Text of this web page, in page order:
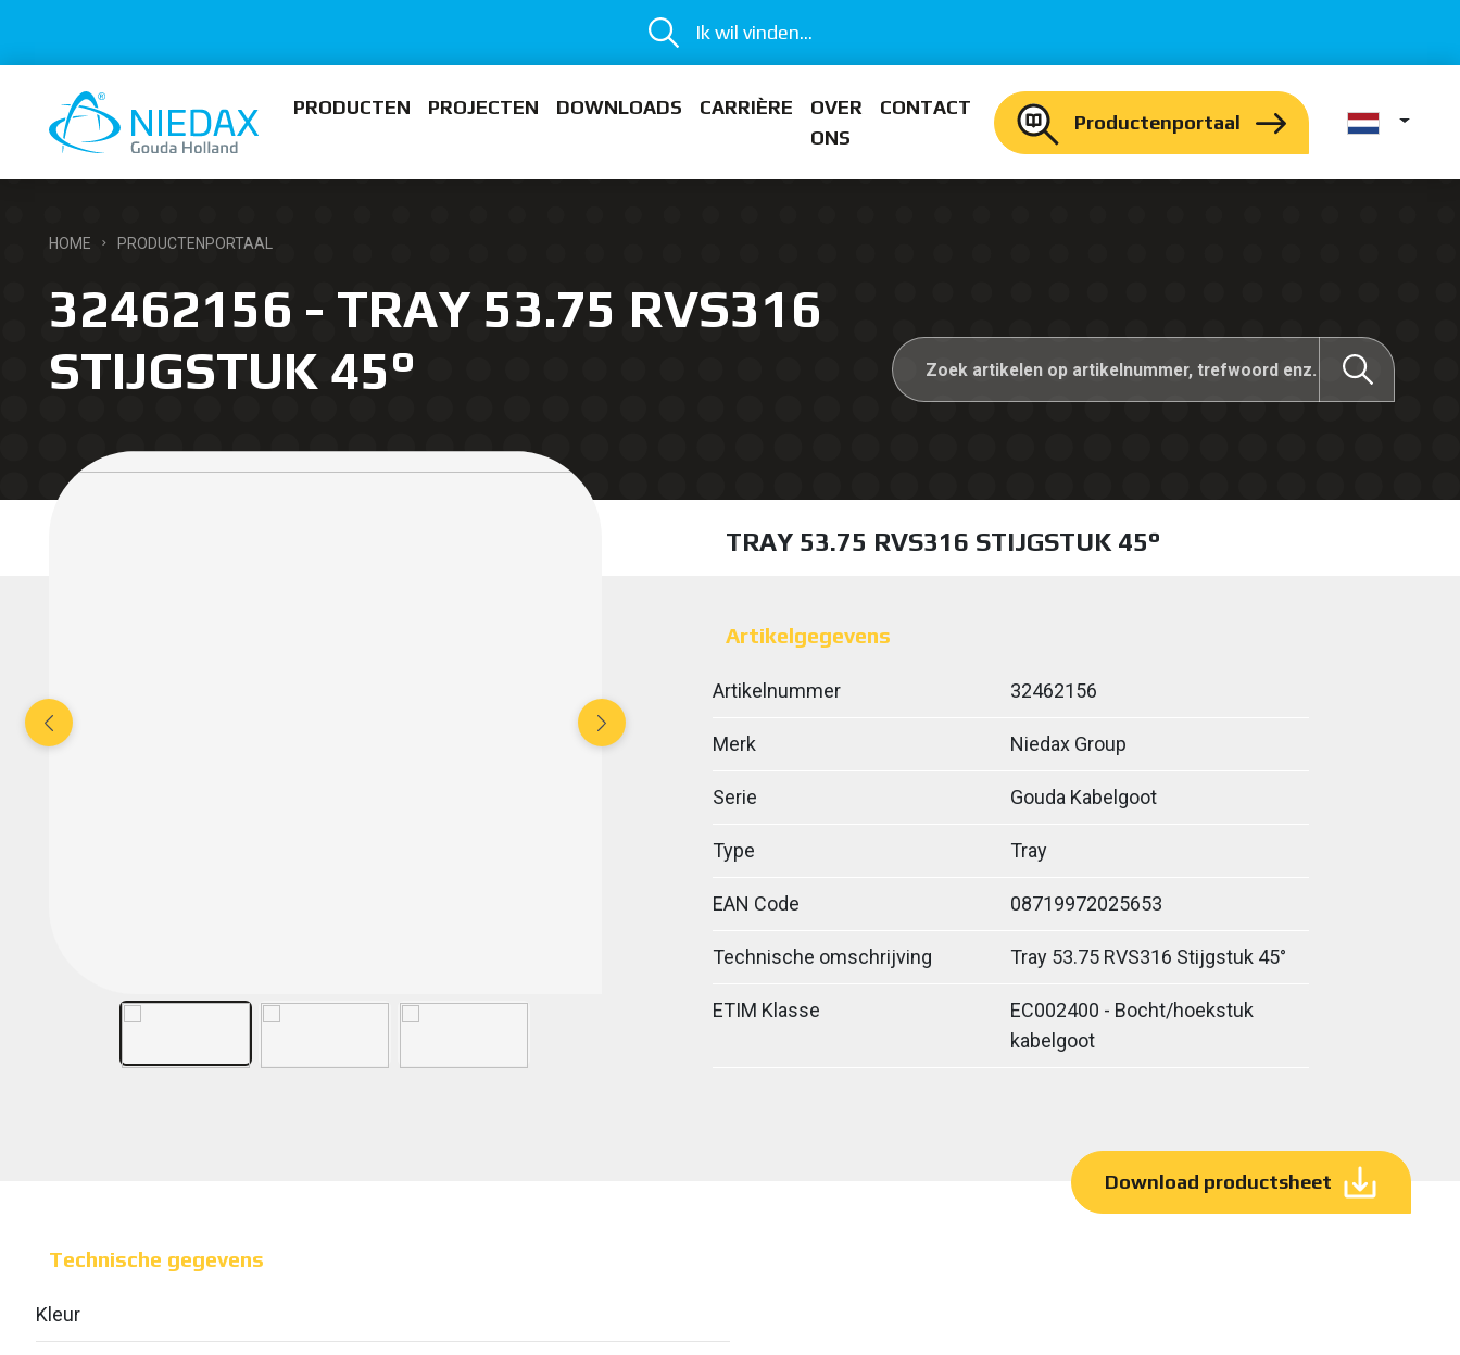
Ik wil vinden...
PRODUCTEN PROJECTEN DOWNLOADS CARRIÈRE
OVER
ONS
CONTACT
Productenportaal
HOME PRODUCTENPORTAAL
32462156 - TRAY 53.75 RVS316
STIJGSTUK 45°
TRAY 53.75 RVS316 STIJGSTUK 45°
Artikelgegevens
Artikelnummer 32462156
Merk Niedax Group
Serie Gouda Kabelgoot
Type Tray
EAN Code 08719972025653
Technische omschrijving Tray 53.75 RVS316 Stijgstuk 45°
ETIM Klasse
EC002400 - Bocht/hoekstuk
kabelgoot
Download productsheet
Technische gegevens
Kleur